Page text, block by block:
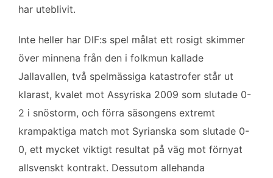
har uteblivit.
Inte heller har DIF:s spel målat ett rosigt skimmer
över minnena från den i folkmun kallade
Jallavallen, två spelmässiga katastrofer står ut
klarast, kvalet mot Assyriska 2009 som slutade 0-
2 i snöstorm, och förra säsongens extremt
krampaktiga match mot Syrianska som slutade 0-
0, ett mycket viktigt resultat på väg mot förnyat
allsvenskt kontrakt. Dessutom allehanda